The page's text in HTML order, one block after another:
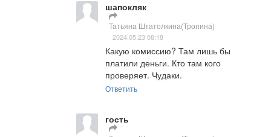
шапокляк
Татьяна Штатолкина(Тропина)
2024.05.23 08:18
Какую комиссию? Там лишь бы
платили деньги. Кто там кого
проверяет. Чудаки.
Ответить
гость